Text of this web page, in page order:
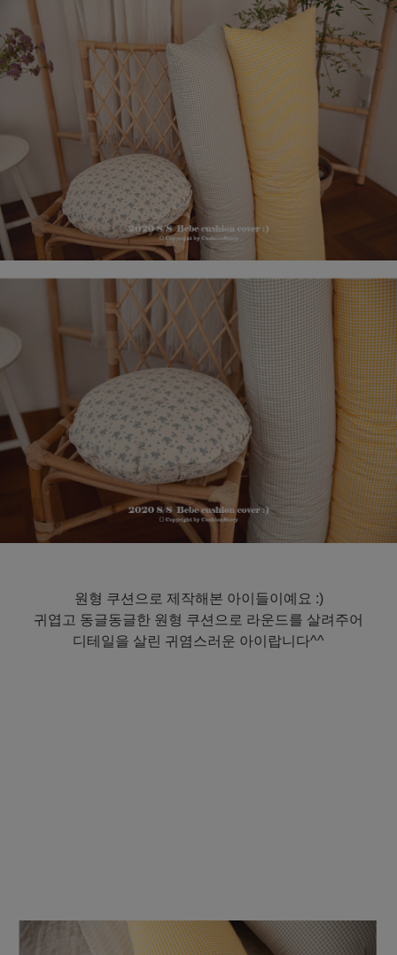
원형 쿠션으로 제작해본 아이들이예요 :)
귀엽고 동글동글한 원형 쿠션으로 라운드를 살려주어
디테일을 살린 귀염스러운 아이랍니다^^